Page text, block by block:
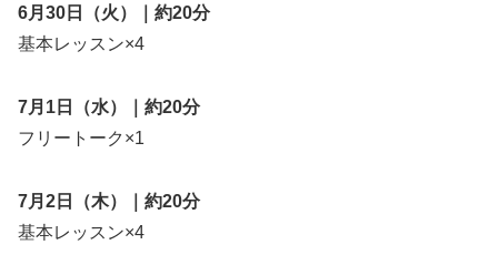
6月30日（火）｜約20分
基本レッスン×4
7月1日（水）｜約20分
フリートーク×1
7月2日（木）｜約20分
基本レッスン×4